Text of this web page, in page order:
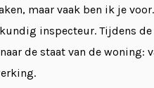
maar vaak ben ik je
inspecteur. Tijdens de
de staat van de woning: